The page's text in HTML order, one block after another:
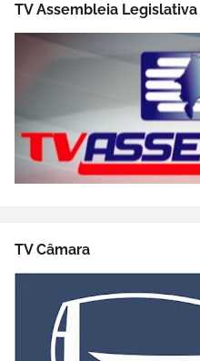
TV Assembleia Legislativa
TV Câmara